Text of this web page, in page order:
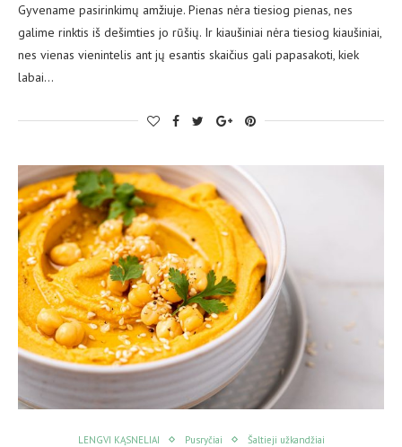
Gyvename pasirinkimų amžiuje. Pienas nėra tiesiog pienas, nes
galime rinktis iš dešimties jo rūšių. Ir kiaušiniai nėra tiesiog kiaušiniai,
nes vienas vienintelis ant jų esantis skaičius gali papasakoti, kiek
labai…
LENGVI KĄSNELIAI Pusryčiai Šaltieji užkandžiai